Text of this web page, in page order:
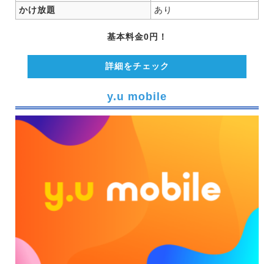
かけ放題
あり
基本料金0円！
詳細をチェック
y.u mobile